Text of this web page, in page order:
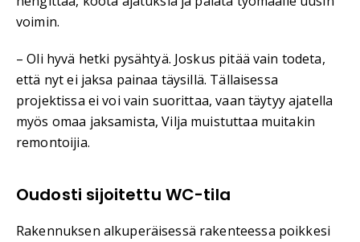
voimin.
– Oli hyvä hetki pysähtyä. Joskus pitää vain todeta,
että nyt ei jaksa painaa täysillä. Tällaisessa
projektissa ei voi vain suorittaa, vaan täytyy ajatella
myös omaa jaksamista, Vilja muistuttaa muitakin
remontoijia.
Oudosti sijoitettu WC-tila
Rakennuksen alkuperäisessä rakenteessa poikkesi